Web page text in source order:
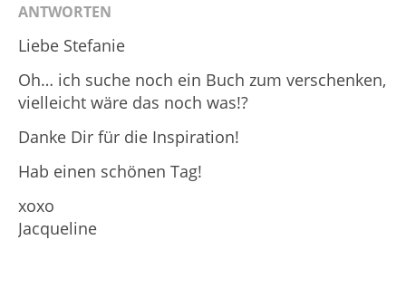
ANTWORTEN
Liebe Stefanie
Oh… ich suche noch ein Buch zum verschenken,
vielleicht wäre das noch was!?
Danke Dir für die Inspiration!
Hab einen schönen Tag!
xoxo
Jacqueline